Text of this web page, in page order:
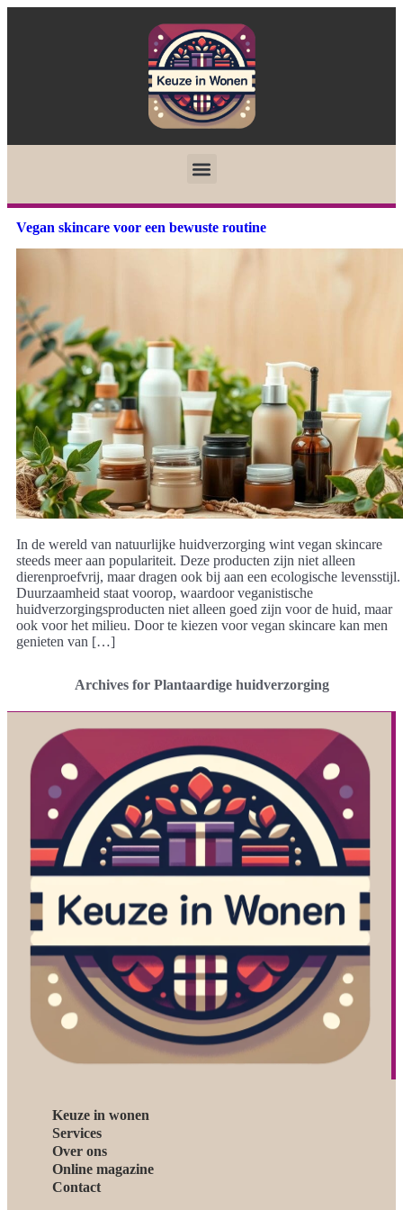
Vegan skincare voor een bewuste routine
In de wereld van natuurlijke huidverzorging wint vegan skincare
steeds meer aan populariteit. Deze producten zijn niet alleen
dierenproefvrij, maar dragen ook bij aan een ecologische levensstijl.
Duurzaamheid staat voorop, waardoor veganistische
huidverzorgingsproducten niet alleen goed zijn voor de huid, maar
ook voor het milieu. Door te kiezen voor vegan skincare kan men
genieten van […]
Archives for Plantaardige huidverzorging
Keuze in wonen
Services
Over ons
Online magazine
Contact